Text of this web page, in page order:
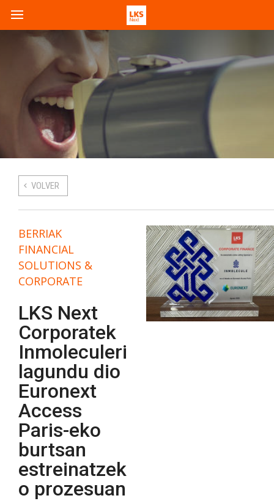
VOLVER
BERRIAK
FINANCIAL
SOLUTIONS &
CORPORATE
LKS Next
Corporatek
Inmoleculeri
lagundu dio
Euronext
Access
Paris-eko
burtsan
estreinatzek
o prozesuan